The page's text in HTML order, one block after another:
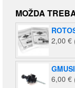
MOŽDA
2,00 €
6,00 €